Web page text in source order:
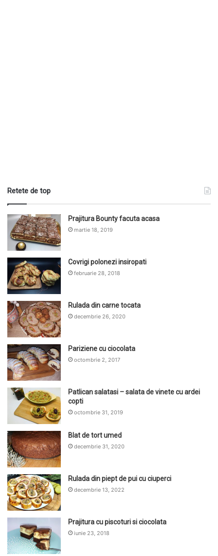
Retete de top
Prajitura Bounty facuta acasa
martie 18, 2019
Covrigi polonezi insiropati
februarie 28, 2018
Rulada din carne tocata
decembrie 26, 2020
Pariziene cu ciocolata
octombrie 2, 2017
Patlican salatasi – salata de vinete cu ardei
copti
octombrie 31, 2019
Blat de tort umed
decembrie 31, 2020
Rulada din piept de pui cu ciuperci
decembrie 13, 2022
Prajitura cu piscoturi si ciocolata
iunie 23, 2018